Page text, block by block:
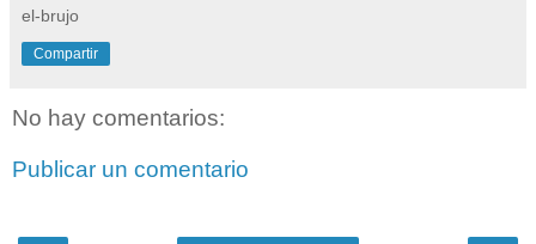
el-brujo
Compartir
No hay comentarios:
Publicar un comentario